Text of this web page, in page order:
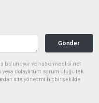
Gönder
bulunuyor ve habermeclisi.net
veya dolaylı tüm sorumluluğu tek
site yönetimi hiçbir şekilde